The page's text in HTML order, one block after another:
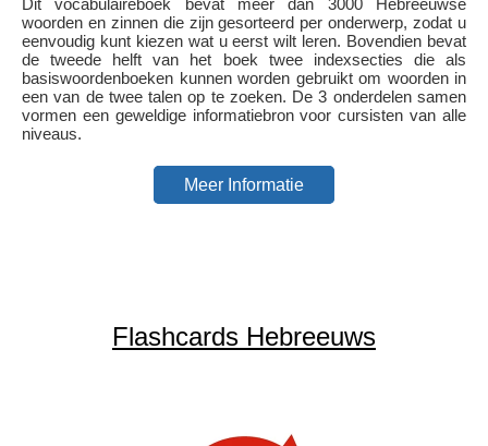
Dit vocabulaireboek bevat meer dan 3000 Hebreeuwse
woorden en zinnen die zijn gesorteerd per onderwerp, zodat u
eenvoudig kunt kiezen wat u eerst wilt leren. Bovendien bevat
de tweede helft van het boek twee indexsecties die als
basiswoordenboeken kunnen worden gebruikt om woorden in
een van de twee talen op te zoeken. De 3 onderdelen samen
vormen een geweldige informatiebron voor cursisten van alle
niveaus.
Meer Informatie
Flashcards Hebreeuws